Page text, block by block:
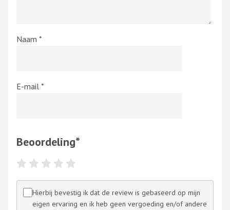
Naam *
E-mail *
Beoordeling*
Hierbij bevestig ik dat de review is gebaseerd op mijn
eigen ervaring en ik heb geen vergoeding en/of andere